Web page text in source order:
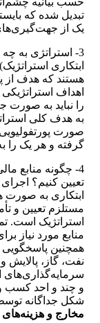
تبدیل شده که
یک از
3- استراتژی به
ابتکاری
هستند که هدف از
اهداف
را نباید به
به هدف کلی
صورت
گرفته و هر یک را
4- چگونه منابع
تعیین کنیم؟
ابتکاری به صورت
مستلزم تعیین و
استراتژیک است.
منابع مورد نیاز
همچنین
نفت، گاز، پالایش
سرمایه‌گذاری‌های
و چند و احد کسب و
شکل جداگانه
مخارج و هزینه‌های